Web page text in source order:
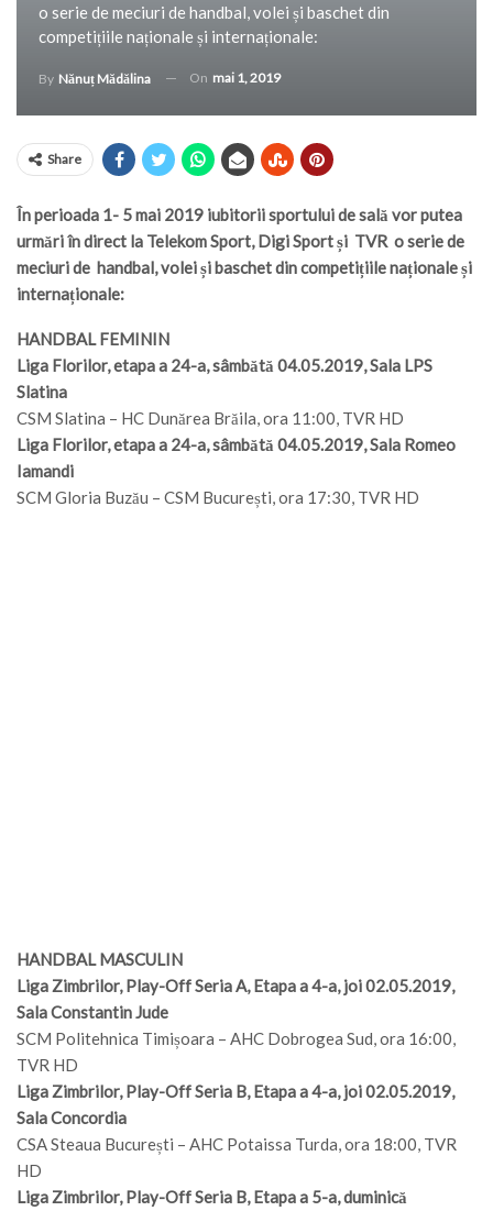
o serie de meciuri de handbal, volei și baschet din
competițiile naționale și internaționale:
By Nănuț Mădălina On mai 1, 2019
Share
În perioada 1- 5 mai 2019 iubitorii sportului de sală vor putea
urmări în direct la Telekom Sport, Digi Sport și TVR o serie de
meciuri de handbal, volei și baschet din competițiile naționale și
internaționale:
HANDBAL FEMININ
Liga Florilor, etapa a 24-a, sâmbătă 04.05.2019, Sala LPS
Slatina
CSM Slatina – HC Dunărea Brăila, ora 11:00, TVR HD
Liga Florilor, etapa a 24-a, sâmbătă 04.05.2019, Sala Romeo
Iamandi
SCM Gloria Buzău – CSM București, ora 17:30, TVR HD
HANDBAL MASCULIN
Liga Zimbrilor, Play-Off Seria A, Etapa a 4-a, joi 02.05.2019,
Sala Constantin Jude
SCM Politehnica Timișoara – AHC Dobrogea Sud, ora 16:00,
TVR HD
Liga Zimbrilor, Play-Off Seria B, Etapa a 4-a, joi 02.05.2019,
Sala Concordia
CSA Steaua București – AHC Potaissa Turda, ora 18:00, TVR
HD
Liga Zimbrilor, Play-Off Seria B, Etapa a 5-a, duminică